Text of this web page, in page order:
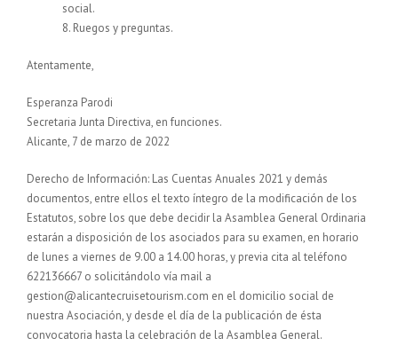
social.
8. Ruegos y preguntas.
Atentamente,
Esperanza Parodi
Secretaria Junta Directiva, en funciones.
Alicante, 7 de marzo de 2022
Derecho de Información: Las Cuentas Anuales 2021 y demás
documentos, entre ellos el texto íntegro de la modificación de los
Estatutos, sobre los que debe decidir la Asamblea General Ordinaria
estarán a disposición de los asociados para su examen, en horario
de lunes a viernes de 9.00 a 14.00 horas, y previa cita al teléfono
622136667 o solicitándolo vía mail a
gestion@alicantecruisetourism.com en el domicilio social de
nuestra Asociación, y desde el día de la publicación de ésta
convocatoria hasta la celebración de la Asamblea General.